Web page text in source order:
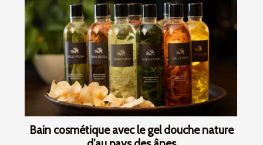
Bain cosmétique avec le gel douche nature